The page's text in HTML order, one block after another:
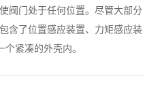
阀门处于任何位置。尽管大部分
含了位置感应装置、力矩感应装
紧凑的外壳内。